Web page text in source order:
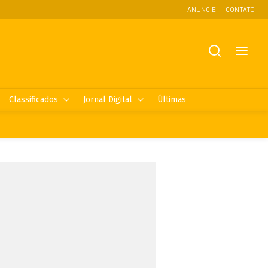
ANUNCIE CONTATO
Classificados Jornal Digital Últimas